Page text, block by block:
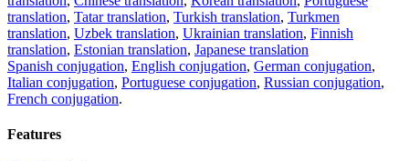
translation, Tatar translation, Turkish translation, Turkmen
translation, Uzbek translation, Ukrainian translation, Finnish
translation, Estonian translation, Japanese translation
Spanish conjugation, English conjugation, German conjugation,
Italian conjugation, Portuguese conjugation, Russian conjugation,
French conjugation.
Features